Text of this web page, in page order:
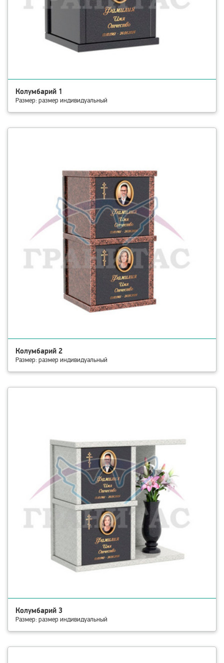
Колумбарий 1
Размер: размер индивидуальный
Колумбарий 2
Размер: размер индивидуальный
Колумбарий 3
Размер: размер индивидуальный